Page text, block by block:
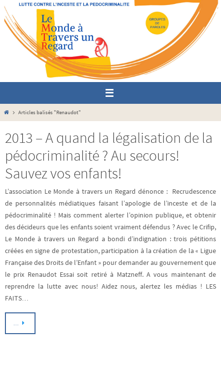
Passer
vers
contenu
HomeArticles balisés "Renaudot"
2013 – A quand la légalisation de la
pédocriminalité ? Au secours!
Sauvez vos enfants!
L’association Le Monde à travers un Regard dénonce : Recrudescence
de personnalités médiatiques faisant l’apologie de l’inceste et de la
pédocriminalité ! Mais comment alerter l’opinion publique, et obtenir
des décideurs que les enfants soient vraiment défendus ? Avec le Crifip,
Le Monde à travers un Regard a bondi d’indignation : trois pétitions
créées en signe de protestation, participation à la création de la « Ligue
Française des Droits de l’Enfant » pour demander au gouvernement que
le prix Renaudot Essai soit retiré à Matzneff. A vous maintenant de
reprendre la lutte avec nous! Aidez nous, alertez les médias ! LES
FAITS…
…